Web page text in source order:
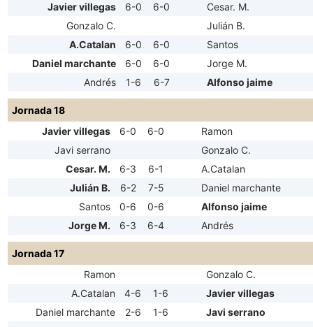
Javier villegas
6-0 6-0
Cesar. M.
Gonzalo C.
Julián B.
A.Catalan
6-0 6-0
Santos
Daniel marchante
6-0 6-0
Jorge M.
Andrés
1-6 6-7 Alfonso jaime
Jornada 18
Javier villegas
6-0 6-0
Ramon
Javi serrano
Gonzalo C.
Cesar. M.
6-3 6-1
A.Catalan
Julián B.
6-2 7-5
Daniel marchante
Santos
0-6 0-6
Alfonso jaime
Jorge M.
6-3 6-4 Andrés
Jornada 17
Ramon
Gonzalo C.
A.Catalan
4-6 1-6
Javier villegas
Daniel marchante
2-6 1-6
Javi serrano